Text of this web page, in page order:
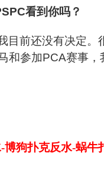
看到你吗？
目前还没有决定
和参加PCA赛事，
狗扑克反水-蜗